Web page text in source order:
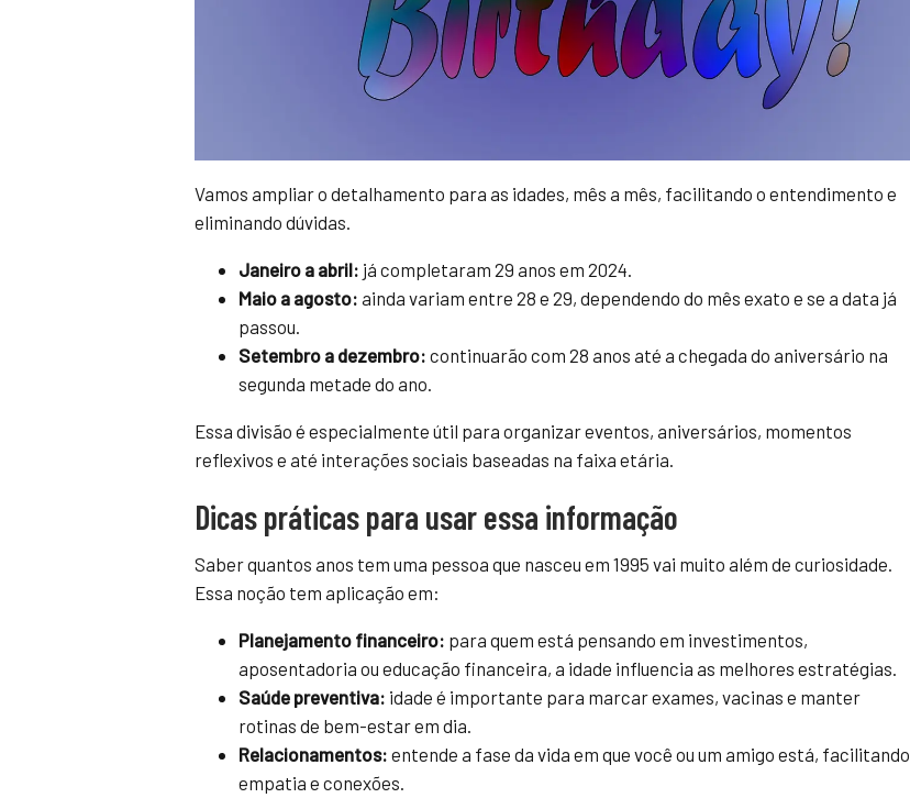
Vamos ampliar o detalhamento para as idades, mês a mês, facilitando o entendimento e
eliminando dúvidas.
Janeiro a abril: já completaram 29 anos em 2024.
Maio a agosto: ainda variam entre 28 e 29, dependendo do mês exato e se a data já
passou.
Setembro a dezembro: continuarão com 28 anos até a chegada do aniversário na
segunda metade do ano.
Essa divisão é especialmente útil para organizar eventos, aniversários, momentos
reflexivos e até interações sociais baseadas na faixa etária.
Dicas práticas para usar essa informação
Saber quantos anos tem uma pessoa que nasceu em 1995 vai muito além de curiosidade.
Essa noção tem aplicação em:
Planejamento financeiro: para quem está pensando em investimentos,
aposentadoria ou educação financeira, a idade influencia as melhores estratégias.
Saúde preventiva: idade é importante para marcar exames, vacinas e manter
rotinas de bem-estar em dia.
Relacionamentos: entende a fase da vida em que você ou um amigo está, facilitando
empatia e conexões.